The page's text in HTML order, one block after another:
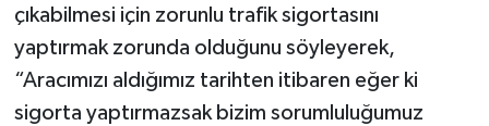
çıkabilmesi için zorunlu trafik sigortasını
yaptırmak zorunda olduğunu söyleyerek,
“Aracımızı aldığımız tarihten itibaren eğer ki
sigorta yaptırmazsak bizim sorumluluğumuz